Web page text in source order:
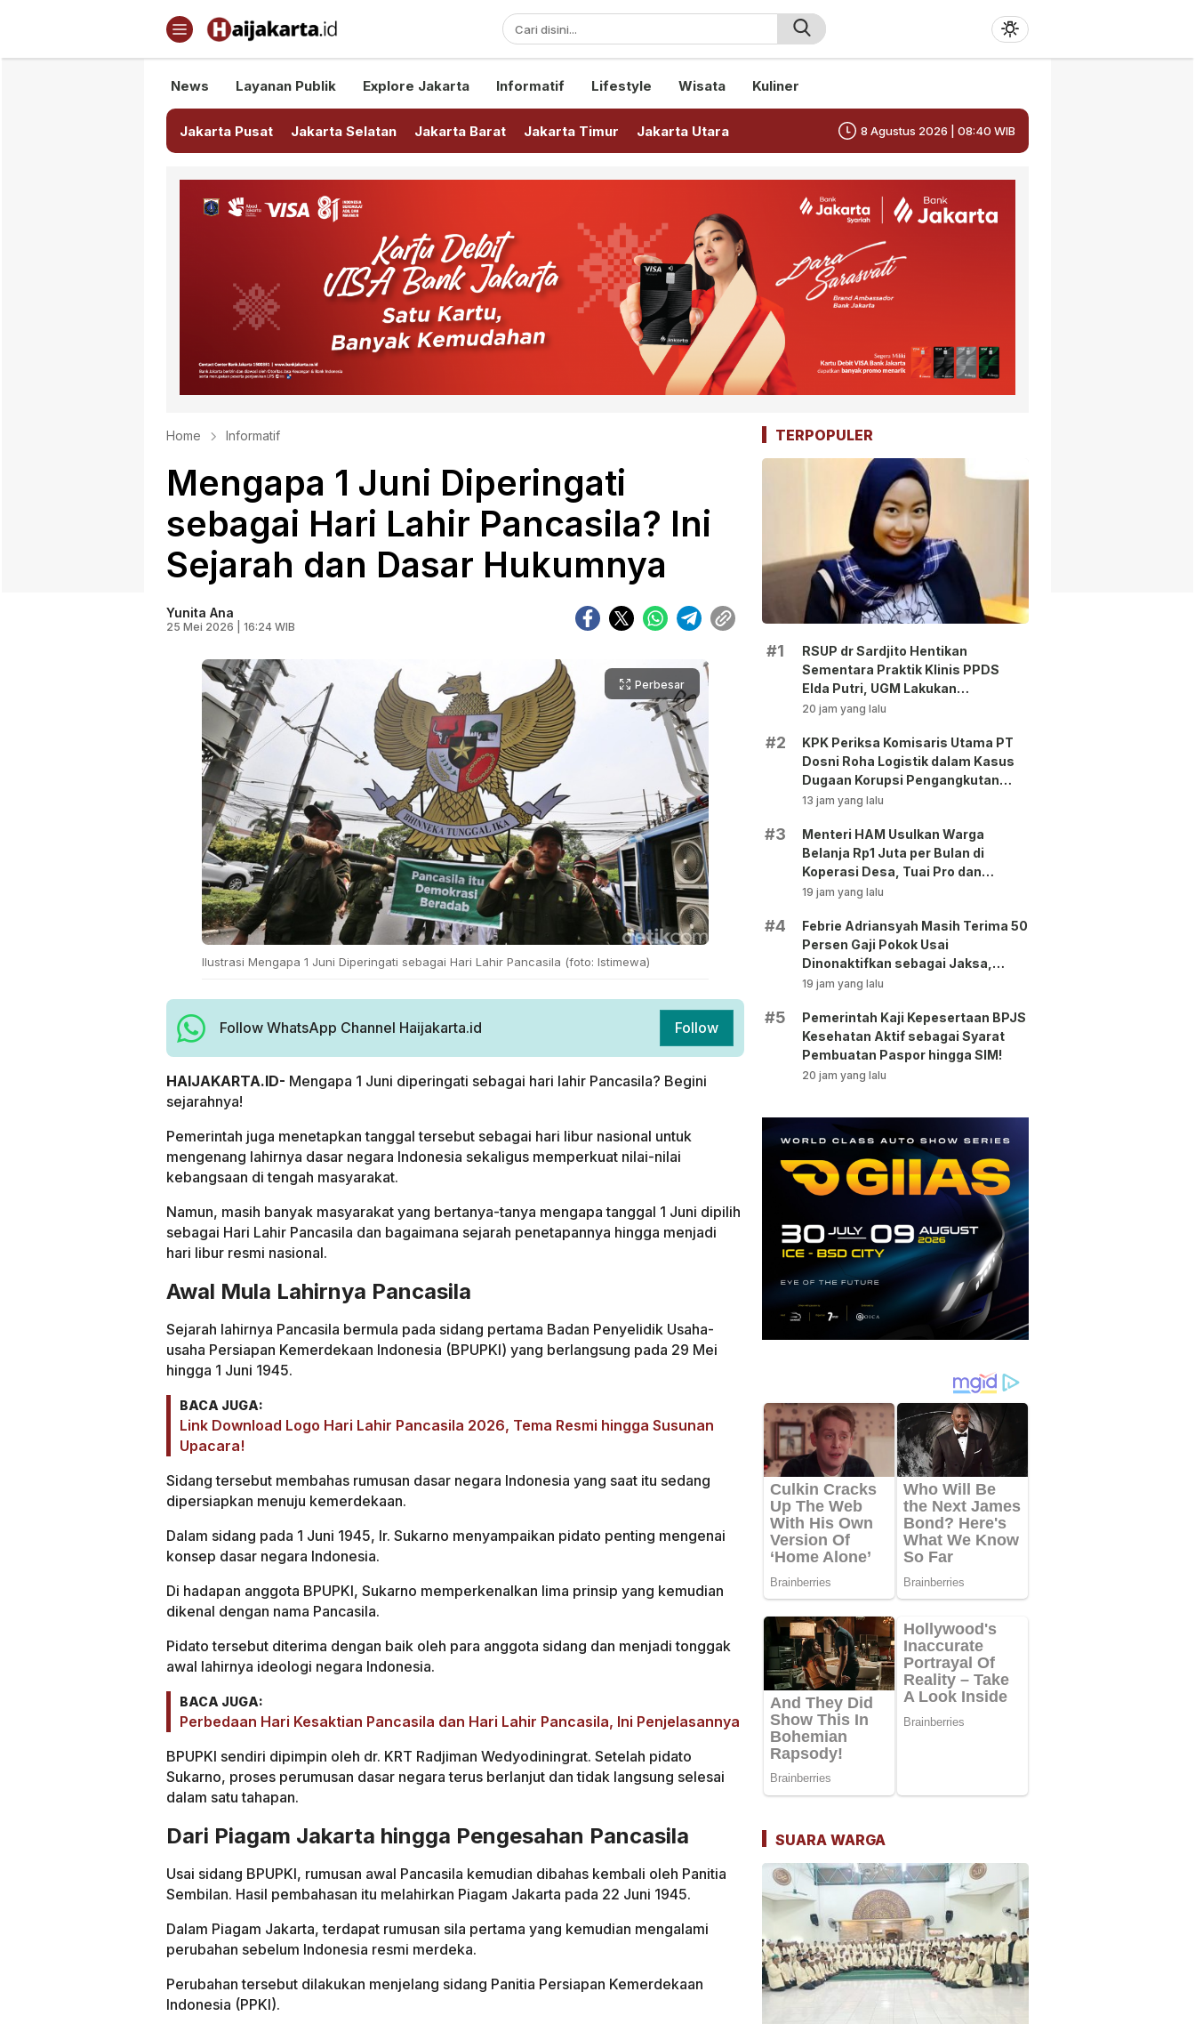
Haijakarta.id
Semua Tentang Jakarta Ada Disini!
News Layanan Publik Explore Jakarta Informatif Lifestyle Wisata Kuliner
Jakarta Pusat Jakarta Selatan Jakarta Barat Jakarta Timur Jakarta Utara 8 Agustus 2026 | 08:40 WIB
Home Informatif
Mengapa 1 Juni Diperingati
sebagai Hari Lahir Pancasila? Ini
Sejarah dan Dasar Hukumnya
Yunita Ana
25 Mei 2026 | 16:24 WIB
Perbesar
Ilustrasi Mengapa 1 Juni Diperingati sebagai Hari Lahir Pancasila (foto: Istimewa)
Follow WhatsApp Channel Haijakarta.id Follow
HAIJAKARTA.ID- Mengapa 1 Juni diperingati sebagai hari lahir Pancasila? Begini
sejarahnya!
Pemerintah juga menetapkan tanggal tersebut sebagai hari libur nasional untuk
mengenang lahirnya dasar negara Indonesia sekaligus memperkuat nilai-nilai
kebangsaan di tengah masyarakat.
Namun, masih banyak masyarakat yang bertanya-tanya mengapa tanggal 1 Juni dipilih
sebagai Hari Lahir Pancasila dan bagaimana sejarah penetapannya hingga menjadi
hari libur resmi nasional.
Awal Mula Lahirnya Pancasila
Sejarah lahirnya Pancasila bermula pada sidang pertama Badan Penyelidik Usaha-
usaha Persiapan Kemerdekaan Indonesia (BPUPKI) yang berlangsung pada 29 Mei
hingga 1 Juni 1945.
BACA JUGA:
Link Download Logo Hari Lahir Pancasila 2026, Tema Resmi hingga Susunan
Upacara!
Sidang tersebut membahas rumusan dasar negara Indonesia yang saat itu sedang
dipersiapkan menuju kemerdekaan.
Dalam sidang pada 1 Juni 1945, Ir. Sukarno menyampaikan pidato penting mengenai
konsep dasar negara Indonesia.
Di hadapan anggota BPUPKI, Sukarno memperkenalkan lima prinsip yang kemudian
dikenal dengan nama Pancasila.
Pidato tersebut diterima dengan baik oleh para anggota sidang dan menjadi tonggak
awal lahirnya ideologi negara Indonesia.
BACA JUGA:
Perbedaan Hari Kesaktian Pancasila dan Hari Lahir Pancasila, Ini Penjelasannya
BPUPKI sendiri dipimpin oleh dr. KRT Radjiman Wedyodiningrat. Setelah pidato
Sukarno, proses perumusan dasar negara terus berlanjut dan tidak langsung selesai
dalam satu tahapan.
Dari Piagam Jakarta hingga Pengesahan Pancasila
Usai sidang BPUPKI, rumusan awal Pancasila kemudian dibahas kembali oleh Panitia
Sembilan. Hasil pembahasan itu melahirkan Piagam Jakarta pada 22 Juni 1945.
Dalam Piagam Jakarta, terdapat rumusan sila pertama yang kemudian mengalami
perubahan sebelum Indonesia resmi merdeka.
Perubahan tersebut dilakukan menjelang sidang Panitia Persiapan Kemerdekaan
Indonesia (PPKI).
TERPOPULER
#1
RSUP dr Sardjito Hentikan
Sementara Praktik Klinis PPDS
Elda Putri, UGM Lakukan
Investigasi!
20 jam yang lalu
#2
KPK Periksa Komisaris Utama PT
Dosni Roha Logistik dalam Kasus
Dugaan Korupsi Pengangkutan
Bansos!
13 jam yang lalu
#3
Menteri HAM Usulkan Warga
Belanja Rp1 Juta per Bulan di
Koperasi Desa, Tuai Pro dan
Kontra!
19 jam yang lalu
#4
Febrie Adriansyah Masih Terima 50
Persen Gaji Pokok Usai
Dinonaktifkan sebagai Jaksa,
Tunjangan ASN Dihentikan!
19 jam yang lalu
#5
Pemerintah Kaji Kepesertaan BPJS
Kesehatan Aktif sebagai Syarat
Pembuatan Paspor hingga SIM!
20 jam yang lalu
SUARA WARGA